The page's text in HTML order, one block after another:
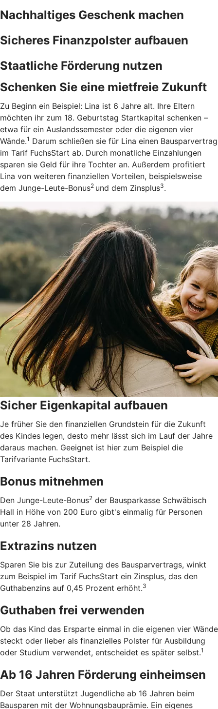
Nachhaltiges Geschenk machen
Sicheres Finanzpolster aufbauen
Staatliche Förderung nutzen
Schenken Sie eine mietfreie Zukunft
Zu Beginn ein Beispiel: Lina ist 6 Jahre alt. Ihre Eltern
möchten ihr zum 18. Geburtstag Startkapital schenken –
etwa für ein Auslandssemester oder die eigenen vier
Wände.1 Darum schließen sie für Lina einen Bausparvertrag
im Tarif FuchsStart ab. Durch monatliche Einzahlungen
sparen sie Geld für ihre Tochter an. Außerdem profitiert
Lina von weiteren finanziellen Vorteilen, beispielsweise
dem Junge-Leute-Bonus2 und dem Zinsplus3.
Sicher Eigenkapital aufbauen
Je früher Sie den finanziellen Grundstein für die Zukunft
des Kindes legen, desto mehr lässt sich im Lauf der Jahre
daraus machen. Geeignet ist hier zum Beispiel die
Tarifvariante FuchsStart.
Bonus mitnehmen
Den Junge-Leute-Bonus2 der Bausparkasse Schwäbisch
Hall in Höhe von 200 Euro gibt's einmalig für Personen
unter 28 Jahren.
Extrazins nutzen
Sparen Sie bis zur Zuteilung des Bausparvertrags, winkt
zum Beispiel im Tarif FuchsStart ein Zinsplus, das den
Guthabenzins auf 0,45 Prozent erhöht.3
Guthaben frei verwenden
Ob das Kind das Ersparte einmal in die eigenen vier Wände
steckt oder lieber als finanzielles Polster für Ausbildung
oder Studium verwendet, entscheidet es später selbst.1
Ab 16 Jahren Förderung einheimsen
Der Staat unterstützt Jugendliche ab 16 Jahren beim
Bausparen mit der Wohnungsbauprämie. Ein eigenes